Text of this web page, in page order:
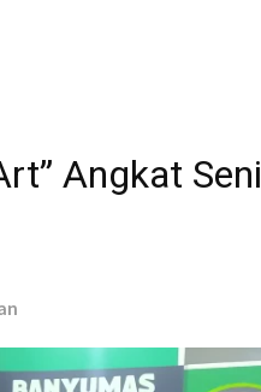
Angkat Seni